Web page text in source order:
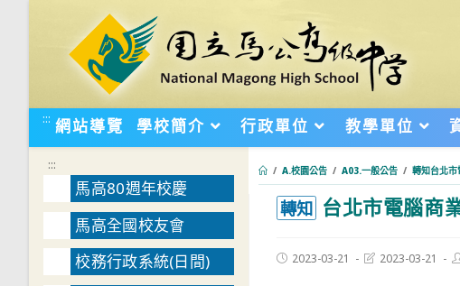
::: 網站導覽 學校簡介 行政單位 教學單位
/ A.校園公告 / A03.一般公告 / 轉知台北
轉知 台北市電腦商
Post2023-03-21
Post2023-03-21
:::
馬高80週年校慶
馬高全國校友會
校務行政系統(日間)